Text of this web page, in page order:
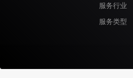
服务行业
服务类型